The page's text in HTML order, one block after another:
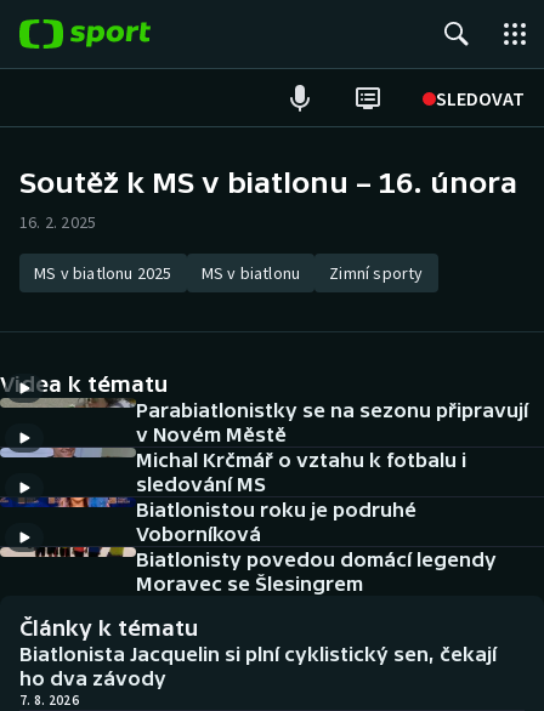
SLEDOVAT
Hokej
Tenis
Atletika
Cyklistika
DALŠÍ SPORTY
Americký fotbal
Baseball a softbal
Basketbal
Biatlon
NEPŘEHLÉDNĚTE
Soutěže
Historické návraty
Aplikace ČT sport
Soutěž k MS v biatlonu – 16. února
16. 2. 2025
MS v biatlonu 2025 MS v biatlonu Zimní sporty
Videa k tématu
Parabiatlonistky se na sezonu připravují
v Novém Městě
Michal Krčmář o vztahu k fotbalu i
sledování MS
Biatlonistou roku je podruhé
Voborníková
Biatlonisty povedou domácí legendy
Moravec se Šlesingrem
Články k tématu
Biatlonista Jacquelin si plní cyklistický sen, čekají
ho dva závody
7. 8. 2026